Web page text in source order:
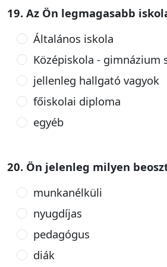
19. Az Ön legmagasabb
Általános iskola
Középiskola - gimnázium
jellenleg hallgató vagyok
főiskolai diploma
egyéb
20. Ön jelenleg milyen
munkanélküli
nyugdíjas
pedagógus
diák